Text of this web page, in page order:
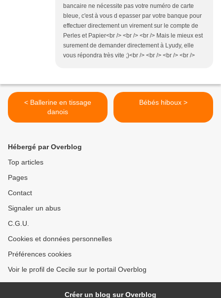
bancaire ne nécessite pas votre numéro de carte
bleue, c'est à vous d epasser par votre banque pour
effectuer directement un virement sur le compte de
Perles et Papier<br /> <br /> <br /> Mais le mieux est
surement de demander directement à Lyudy, elle
vous répondra très vite ;)<br /> <br /> <br /> <br />
< Ballerine en tissage
danois
Bébés hiboux >
Hébergé par Overblog
Top articles
Pages
Contact
Signaler un abus
C.G.U.
Cookies et données personnelles
Préférences cookies
Voir le profil de Cecile sur le portail Overblog
Créer un blog sur Overblog